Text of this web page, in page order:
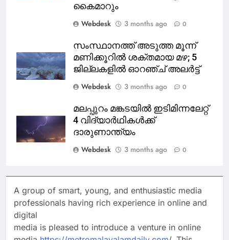
കൈമാറും
Webdesk
3 months ago 0
സംസ്ഥാനത്ത് അടുത്ത മൂന്ന്
മണിക്കൂറിൽ ശക്തമായ മഴ; 5
ജില്ലകളിൽ ഓറഞ്ച് അലർട്ട്
Webdesk
3 months ago 0
മലപ്പുറം മങ്കടയിൽ ഇടിമിന്നലേറ്റ്
4 വിദ്യാർഥികൾക്ക്
ദാരുണാന്ത്യം
Webdesk
3 months ago 0
A group of smart, young, and enthusiastic media
professionals having rich experience in online and
digital
media is pleased to introduce a venture in online